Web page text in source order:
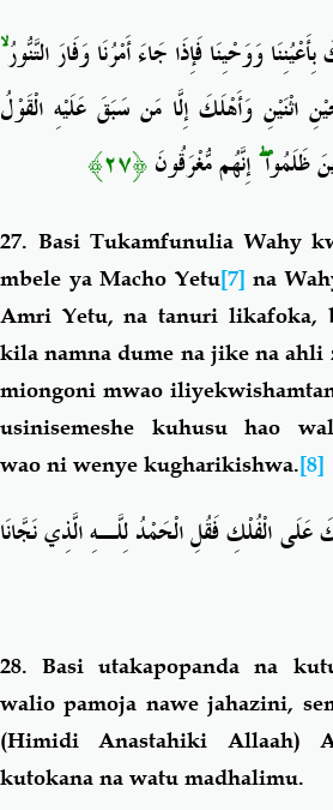
وَوَحْيِنَا فَإِذَا جَاءَ أَمْرُنَا وَفَارَ التَّنُّورُۙ
اثْنَيْنِ وَأَهْلَكَ إِلَّا مَن سَبَقَ عَلَيْهِ الْقَوْلُ
ظَلَمُواۖإِنَّهُم مُّغْرَقُونَ﴿٢٧﴾
27. Basi Tukamfunulia Wahy
mbele ya Macho Yetu[7] na
Amri Yetu, na tanuri likafoka,
kila namna dume na jike na
miongoni mwao
usinisemeshe kuhusu hao
wao ni wenye kugharikishwa.[8]
الْفُلْكِ فَقُلِ الْحَمْدُ لِلَّـهِ الَّذِي نَجَّانَا
28.Basi utakapopanda na
walio pamoja nawe jahazini,
(Himidi Anastahiki Allaah)
kutokana na watu madhalimu.